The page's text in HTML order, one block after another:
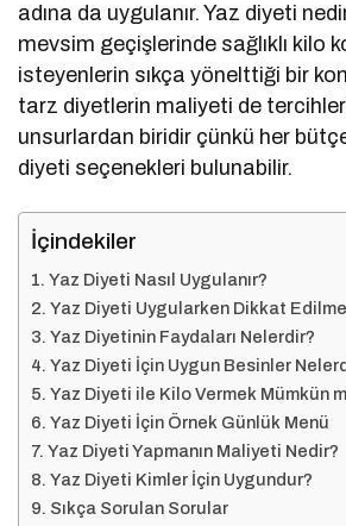
adına da uygulanır. Yaz diyeti
mevsim geçişlerinde sağlıklı kilo
isteyenlerin sıkça yönelttiği bir
tarz diyetlerin maliyeti de
unsurlardan biridir çünkü her
diyeti seçenekleri bulunabilir.
İçindekiler
Yaz Diyeti Nasıl Uygulanır?
Yaz Diyeti Uygularken Dikkat
Yaz Diyetinin Faydaları Nelerdir?
Yaz Diyeti İçin Uygun Besinler
Yaz Diyeti ile Kilo Vermek Mümkün
Yaz Diyeti İçin Örnek Günlük Menü
Yaz Diyeti Yapmanın Maliyeti Nedir?
Yaz Diyeti Kimler İçin Uygundur?
Sıkça Sorulan Sorular